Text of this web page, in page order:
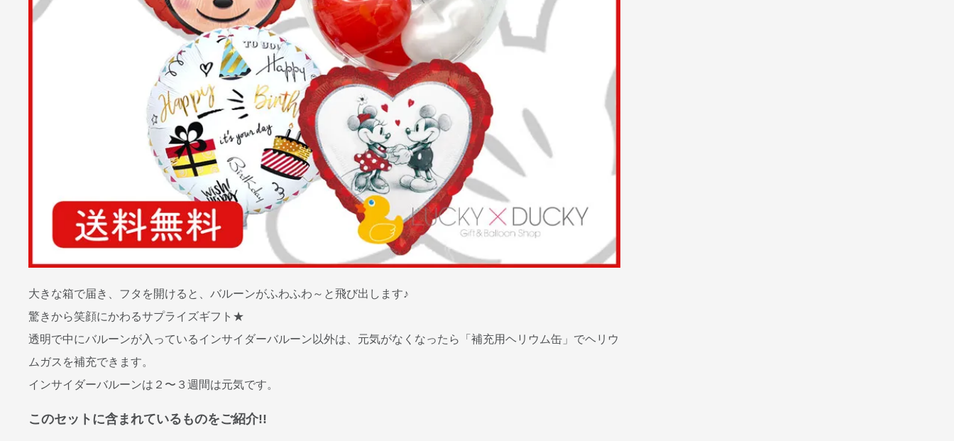
大きな箱で届き、フタを開けると、バルーンがふわふわ～と飛び出します♪
驚きから笑顔にかわるサプライズギフト★
透明で中にバルーンが入っているインサイダーバルーン以外は、元気がなくなったら「補充用ヘリウム缶」でヘリウ
ムガスを補充できます。
インサイダーバルーンは２〜３週間は元気です。
このセットに含まれているものをご紹介!!